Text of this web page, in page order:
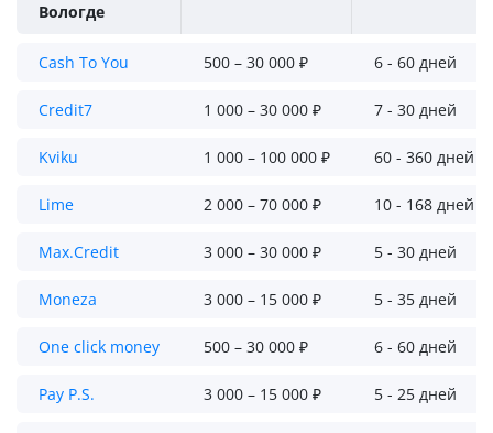
Вологде
Cash To You 500 – 30 000 ₽ 6 - 60 дней
Credit7 1 000 – 30 000 ₽ 7 - 30 дней
Kviku 1 000 – 100 000 ₽ 60 - 360 дней
Lime 2 000 – 70 000 ₽ 10 - 168 дней
Max.Credit 3 000 – 30 000 ₽ 5 - 30 дней
Moneza 3 000 – 15 000 ₽ 5 - 35 дней
One click money 500 – 30 000 ₽ 6 - 60 дней
Pay P.S. 3 000 – 15 000 ₽ 5 - 25 дней